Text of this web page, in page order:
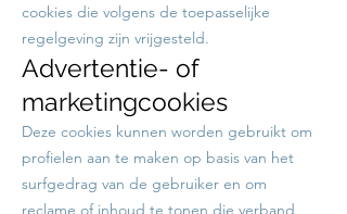
cookies die volgens de toepasselijke
regelgeving zijn vrijgesteld.
Advertentie- of
marketingcookies
Deze cookies kunnen worden gebruikt om
profielen aan te maken op basis van het
surfgedrag van de gebruiker en om
reclame of inhoud te tonen die verband